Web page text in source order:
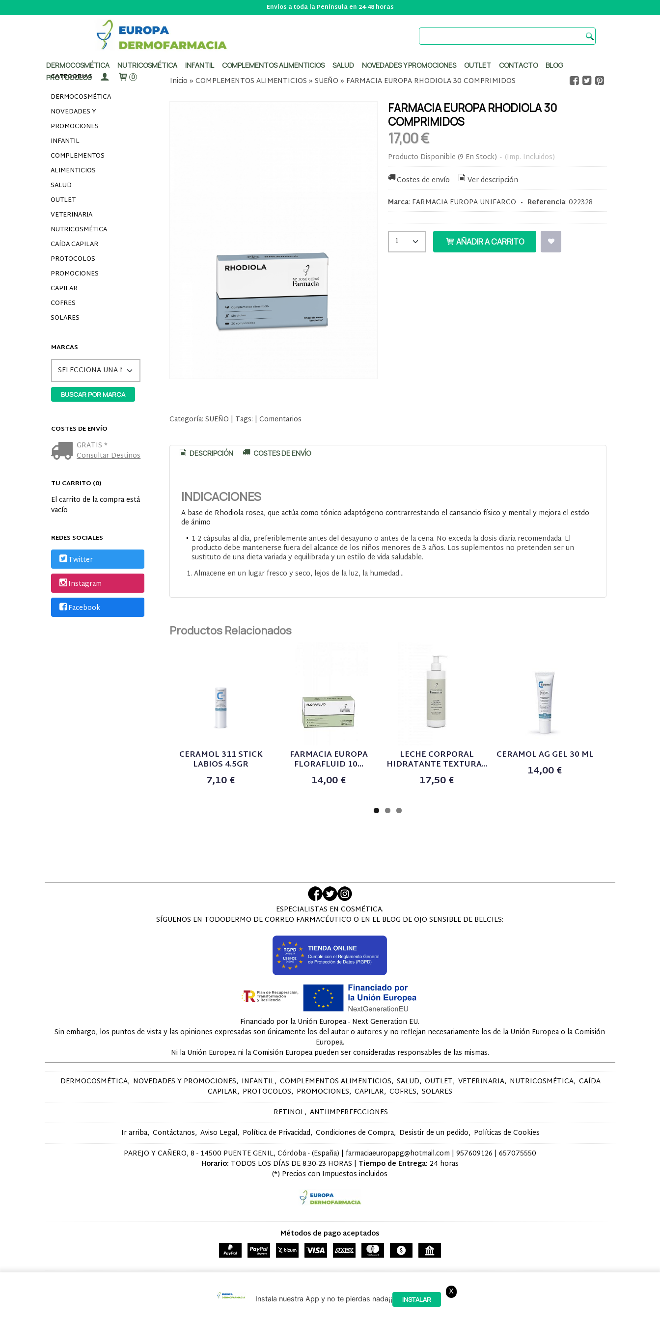
Envíos a toda la Península en 24-48 horas
DERMOCOSMÉTICA NUTRICOSMÉTICA INFANTIL COMPLEMENTOS ALIMENTICIOS SALUD NOVEDADES Y PROMOCIONES OUTLET CONTACTO
BLOG
PROTOCOLOS
0
CATEGORÍAS
DERMOCOSMÉTICA
NOVEDADES Y
PROMOCIONES
INFANTIL
COMPLEMENTOS
ALIMENTICIOS
SALUD
OUTLET
VETERINARIA
NUTRICOSMÉTICA
CAÍDA CAPILAR
PROTOCOLOS
PROMOCIONES
CAPILAR
COFRES
SOLARES
MARCAS
COSTES DE ENVÍO
GRATIS *
Consultar Destinos
TU CARRITO (0)
El carrito de la compra está
vacío
REDES SOCIALES
Twitter
Instagram
Facebook
Inicio » COMPLEMENTOS ALIMENTICIOS » SUEÑO » FARMACIA EUROPA RHODIOLA 30 COMPRIMIDOS
FARMACIA EUROPA RHODIOLA 30
COMPRIMIDOS
17,00 €
Producto Disponible (9 En Stock) - (Imp. Incluidos)
Costes de envío
Ver descripción
Marca: FARMACIA EUROPA UNIFARCO • Referencia: 022328
AÑADIR A CARRITO
Categoría: SUEÑO | Tags: | Comentarios
DESCRIPCIÓN COSTES DE ENVÍO
INDICACIONES
A base de Rhodiola rosea, que actúa como tónico adaptógeno contrarrestando el cansancio físico y mental y mejora el estdo
de ánimo
1-2 cápsulas al día, preferiblemente antes del desayuno o antes de la cena. No exceda la dosis diaria recomendada. El
producto debe mantenerse fuera del alcance de los niños menores de 3 años. Los suplementos no pretenden ser un
sustituto de una dieta variada y equilibrada y un estilo de vida saludable.
Almacene en un lugar fresco y seco, lejos de la luz, la humedad...
Productos Relacionados
CERAMOL 311 STICK
LABIOS 4.5GR
7,10 €
FARMACIA EUROPA
FLORAFLUID 10...
14,00 €
LECHE CORPORAL
HIDRATANTE TEXTURA...
17,50 €
CERAMOL AG GEL 30 ML
14,00 €
ESPECIALISTAS EN COSMÉTICA.
SÍGUENOS EN TODODERMO DE CORREO FARMACÉUTICO O EN EL BLOG DE OJO SENSIBLE DE BELCILS:
Financiado por la Unión Europea - Next Generation EU.
Sin embargo, los puntos de vista y las opiniones expresadas son únicamente los del autor o autores y no reflejan necesariamente los de la Unión Europea o la Comisión
Europea.
Ni la Unión Europea ni la Comisión Europea pueden ser consideradas responsables de las mismas.
DERMOCOSMÉTICA NOVEDADES Y PROMOCIONES INFANTIL COMPLEMENTOS ALIMENTICIOS SALUD OUTLET VETERINARIA NUTRICOSMÉTICA CAÍDA
CAPILAR PROTOCOLOS PROMOCIONES CAPILAR COFRES SOLARES
RETINOL ANTIIMPERFECCIONES
Ir arriba Contáctanos Aviso Legal Política de Privacidad Condiciones de Compra Desistir de un pedido Políticas de Cookies
PAREJO Y CAÑERO, 8 - 14500 PUENTE GENIL, Córdoba - (España) | farmaciaeuropapg@hotmail.com | 957609126 | 657075550
Horario: TODOS LOS DÍAS DE 8.30-23 HORAS | Tiempo de Entrega: 24 horas
(*) Precios con Impuestos incluidos
Métodos de pago aceptados
Instala nuestra App y no te pierdas nada¡¡ INSTALAR
X